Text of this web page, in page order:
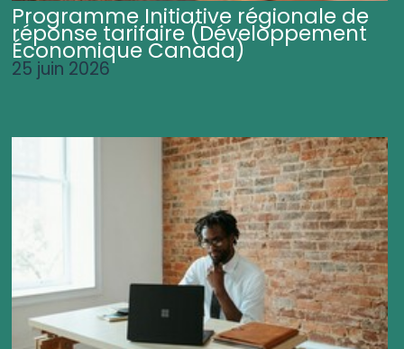
Programme Initiative régionale de
réponse tarifaire (Développement
Économique Canada)
25 juin 2026